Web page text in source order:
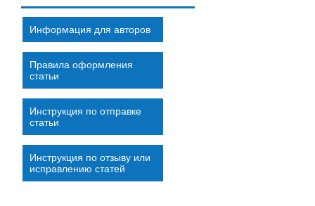
Информация для авторов
Правила оформления
статьи
Инструкция по отправке
статьи
Инструкция по отзыву или
исправлению статей